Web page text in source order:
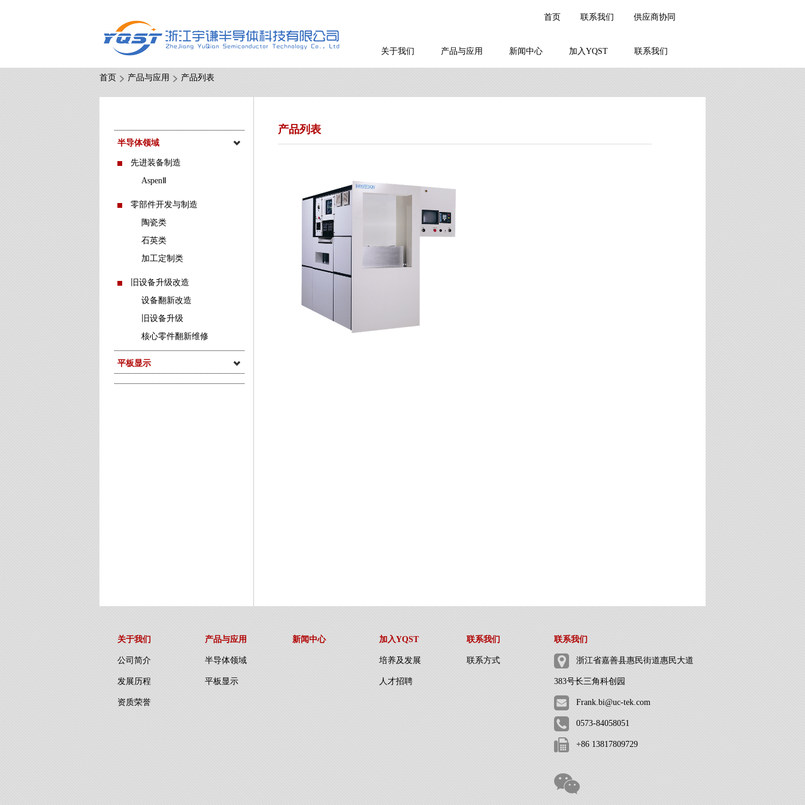
首页 联系我们 供应商协同
关于我们 产品与应用 新闻中心 加入YQST 联系我们
首页 产品与应用 产品列表
半导体领域
先进装备制造
AspenⅡ
零部件开发与制造
陶瓷类
石英类
加工定制类
旧设备升级改造
设备翻新改造
旧设备升级
核心零件翻新维修
平板显示
产品列表
关于我们
公司简介
发展历程
资质荣誉
产品与应用
半导体领域
平板显示
新闻中心 加入YQST
培养及发展
人才招聘
联系我们
联系方式
联系我们
浙江省嘉善县惠民街道惠民大道
383号长三角科创园
Frank.bi@uc-tek.com
0573-84058051
+86 13817809729